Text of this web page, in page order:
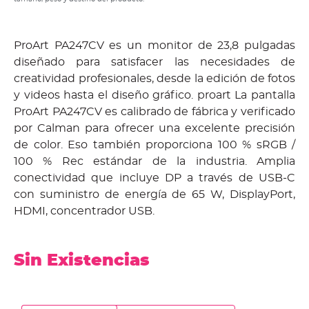
ProArt PA247CV es un monitor de 23,8 pulgadas
diseñado para satisfacer las necesidades de
creatividad profesionales, desde la edición de fotos
y videos hasta el diseño gráfico. proart La pantalla
ProArt PA247CV es calibrado de fábrica y verificado
por Calman para ofrecer una excelente precisión
de color. Eso también proporciona 100 % sRGB /
100 % Rec estándar de la industria. Amplia
conectividad que incluye DP a través de USB-C
con suministro de energía de 65 W, DisplayPort,
HDMI, concentrador USB.
Sin Existencias